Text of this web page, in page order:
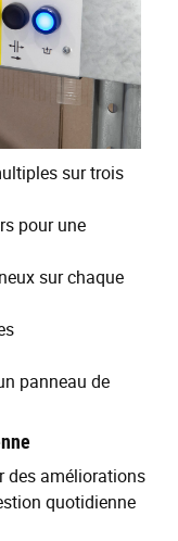
sur trois
pour une
sur chaque
panneau de
des améliorations
quotidienne